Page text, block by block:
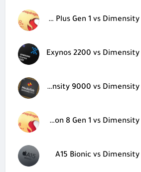
Snapdragon 8 Plus Gen 1 vs Dimensity 9000 Plus
Exynos 2200 vs
Dimensity 9000 vs Dimensity 9000 Plus
Snapdragon 8 Gen 1 vs Dimensity 9000 Plus
A15 Bionic vs